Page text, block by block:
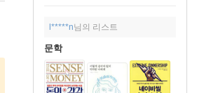
l*****n님의 리스트
문학